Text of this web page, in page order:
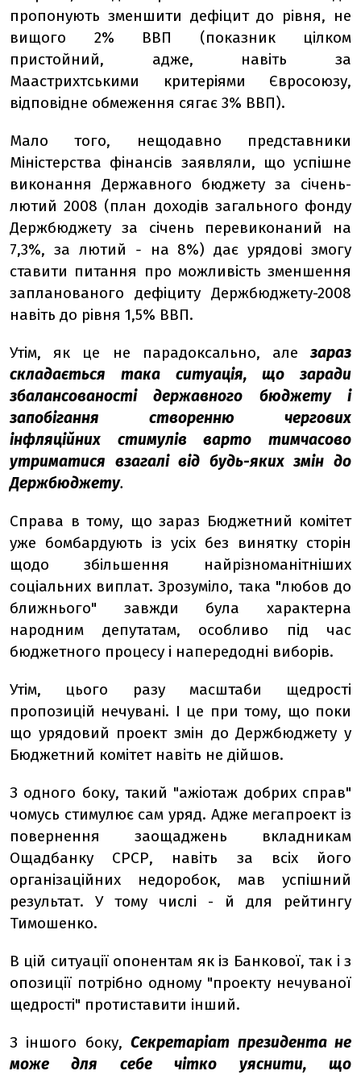
пропонують зменшити дефіцит до рівня, не
вищого 2% ВВП (показник цілком
пристойний, адже, навіть за
Маастрихтськими критеріями Євросоюзу,
відповідне обмеження сягає 3% ВВП).
Мало того, нещодавно представники
Міністерства фінансів заявляли, що успішне
виконання Державного бюджету за січень-
лютий 2008 (план доходів загального фонду
Держбюджету за січень перевиконаний на
7,3%, за лютий -
на 8%) дає урядові змогу
ставити питання про можливість зменшення
запланованого дефіциту Держбюджету-2008
навіть до рівня 1,5% ВВП.
Утім, як це не парадоксально, алезараз
складається така ситуація, що заради
збалансованості державного бюджету і
запобігання створенню чергових
інфляційних стимулів варто тимчасово
утриматися взагалі від будь-яких змін до
Держбюджету.
Справа в тому, що зараз Бюджетний комітет
уже бомбардують із усіх без винятку сторін
щодо збільшення найрізноманітніших
соціальних виплат. Зрозуміло, така "любов до
ближнього" завжди була характерна
народним депутатам, особливо під час
бюджетного процесу і напередодні виборів.
Утім, цього разу масштаби щедрості
пропозицій нечувані. І це при тому, що поки
що урядовий проект змін до Держбюджету у
Бюджетний комітет навіть не дійшов.
З одного боку, такий "ажіотаж добрих справ"
чомусь стимулює сам уряд. Адже мегапроект із
повернення заощаджень вкладникам
Ощадбанку СРСР, навіть за всіх його
організаційних недоробок, мав успішний
результат. У тому числі - й для рейтингу
Тимошенко.
В цій ситуації опонентам як із Банкової, так і з
опозиції потрібно одному "проекту нечуваної
щедрості" протиставити інший.
З іншого боку,Секретаріат президента не
може для себе чітко уяснити, що